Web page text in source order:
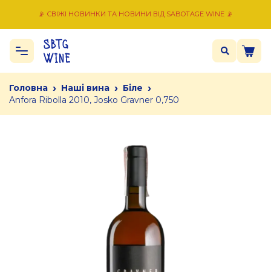
📡 СВІЖІ НОВИНКИ ТА НОВИНИ ВІД SABOTAGE WINE 📡
Головна › Наші вина › Біле ›
Anfora Ribolla 2010, Josko Gravner 0,750